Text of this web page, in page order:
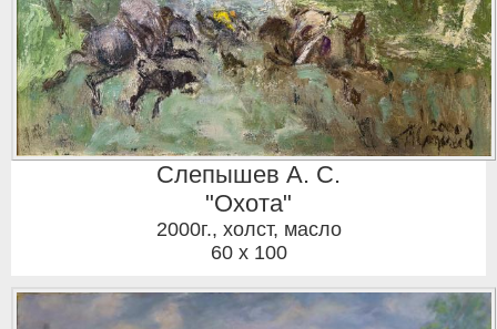
Слепышев А. С.
"Охота"
2000г., холст, масло
60 x 100